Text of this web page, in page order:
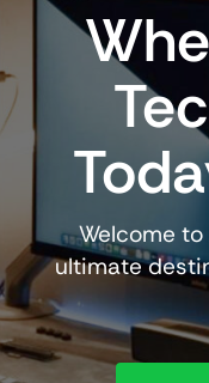
Welcome
ultimate